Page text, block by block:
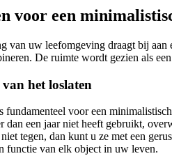
voor een
van uw leefomgeving draagt bij aan
De ruimte wordt gezien als
het loslaten
fundamenteel voor een
dan een jaar niet heeft gebruikt,
tegen, dan kunt u ze met een
functie van elk object in uw leven.